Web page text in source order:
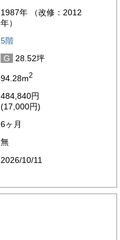
1987年 （改修：2012
年）
5階
G
28.52坪
94.28m2
484,840円
(17,000円)
6ヶ月
無
2026/10/11